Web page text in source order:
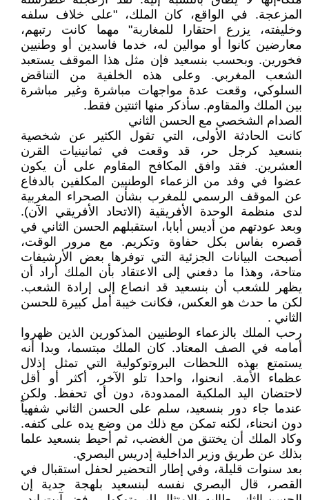
المزعجة. في الواقع، كان الملك، "على خلاف سلفه
وخليفته، يزرع احتقارا للمغاربة" مهما كانت رتبهم،
معارضين كانوا أو موالين له، خدما فاسدين أو وطنيين
فخورين. وبحسب بنسعيد فإن مثل هذا الموقف يستعبد
الشعب المغربي. وعلى هذه الخلفية من التناقض
السلوكي، وقعت عدة مواجهات مباشرة وغير مباشرة
بين الملك والمقاوم. سأذكر منها اثنتين فقط.
الصدام الشخصي مع الحسن الثاني
كانت الحادثة الأولى، التي تقول الكثير عن شخصية
بنسعيد كرجل حر، قد وقعت في ثمانينيات القرن
العشرين. فقد وافق المكافح المقاوم على أن يكون
عضوا في وفد من الزعماء الوطنيين المكلفين بالدفاع
عن الموقف الرسمي للمغرب بشأن الصحراء المغربية
لدى منظمة الوحدة الأفريقية (الاتحاد الأفريقي الآن).
وبعد عودتهم من أديس أبابا، استقبلهم الحسن الثاني في
قصره بفاس بكل حفاوة وتكريم. مع مرور الوقت،
أصبحت البيانات الجزئية التي توفرها بعض الأرشيفات
متاحة، وهذا ما دفعني إلى الاعتقاد بأن الملك أراد أن
يظهر للشعب أن بنسعيد قد انصاع إلى إرادة الشعب.
لكن ما حدث هو العكس، فكانت خيبة أمل كبيرة للحسن
الثاني .
رحب الملك بالزعماء الوطنيين المذكورين الذين ظهروا
أمامه في الصف المعتاد. كان الملك مبتسما، وبدا أنه
يستمتع بهذه اللحظات البروتوكولية التي تمثل إذلال
عظماء الأمة. انحنوا، واحدا تلو الآخر، أكثر أو أقل
لاحتضان اليد الملكية الممدودة، دون أي تحفظ. ولكن
عندما جاء دور بنسعيد، سلم على الحسن الثاني شفهياً
دون انحناء، لكنه تمكن مع ذلك من وضع يده على كتفه.
وكاد الملك أن يختنق من الغضب، ثم أحيط بنسعيد علما
بذلك عن طريق وزير الداخلية إدريس البصري.
بعد سنوات قليلة، وفي إطار التحضير لحفل استقبال في
القصر، قال البصري نفسه لبنسعيد بلهجة جدية إن